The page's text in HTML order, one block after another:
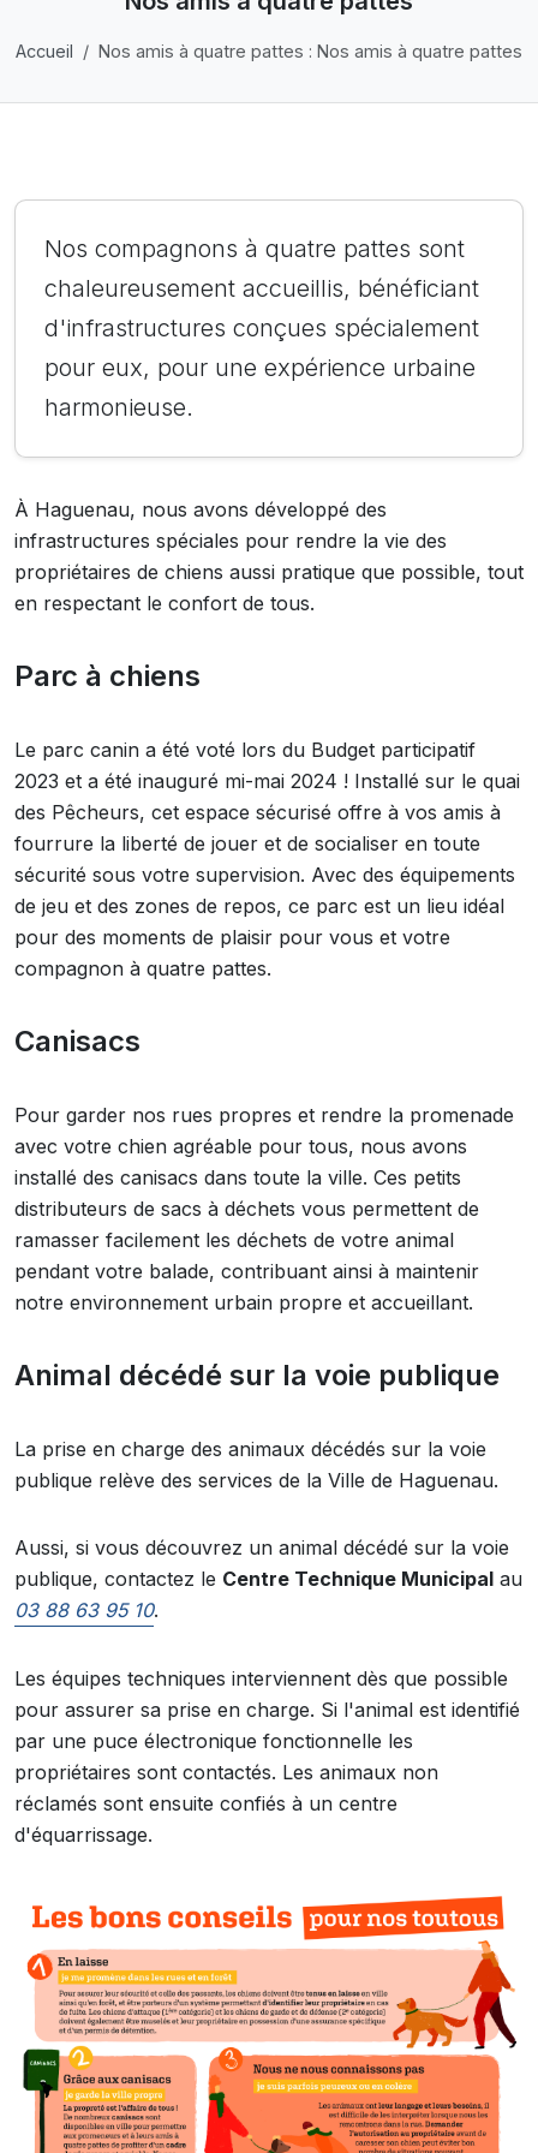
Accueil Nos amis à quatre pattes : Nos amis à quatre pattes
Nos compagnons à quatre pattes sont
chaleureusement accueillis, bénéficiant
d'infrastructures conçues spécialement
pour eux, pour une expérience urbaine
harmonieuse.
À Haguenau, nous avons développé des
infrastructures spéciales pour rendre la vie des
propriétaires de chiens aussi pratique que possible, tout
en respectant le confort de tous.
Parc à chiens
Le parc canin a été voté lors du Budget participatif
2023 et a été inauguré mi-mai 2024 ! Installé sur le quai
des Pêcheurs, cet espace sécurisé offre à vos amis à
fourrure la liberté de jouer et de socialiser en toute
sécurité sous votre supervision. Avec des équipements
de jeu et des zones de repos, ce parc est un lieu idéal
pour des moments de plaisir pour vous et votre
compagnon à quatre pattes.
Canisacs
Pour garder nos rues propres et rendre la promenade
avec votre chien agréable pour tous, nous avons
installé des canisacs dans toute la ville. Ces petits
distributeurs de sacs à déchets vous permettent de
ramasser facilement les déchets de votre animal
pendant votre balade, contribuant ainsi à maintenir
notre environnement urbain propre et accueillant.
Animal décédé sur la voie publique
La prise en charge des animaux décédés sur la voie
publique relève des services de la Ville de Haguenau.
Aussi, si vous découvrez un animal décédé sur la voie
publique, contactez le Centre Technique Municipal au
03 88 63 95 10.
Les équipes techniques interviennent dès que possible
pour assurer sa prise en charge. Si l'animal est identifié
par une puce électronique fonctionnelle les
propriétaires sont contactés. Les animaux non
réclamés sont ensuite confiés à un centre
d'équarrissage.